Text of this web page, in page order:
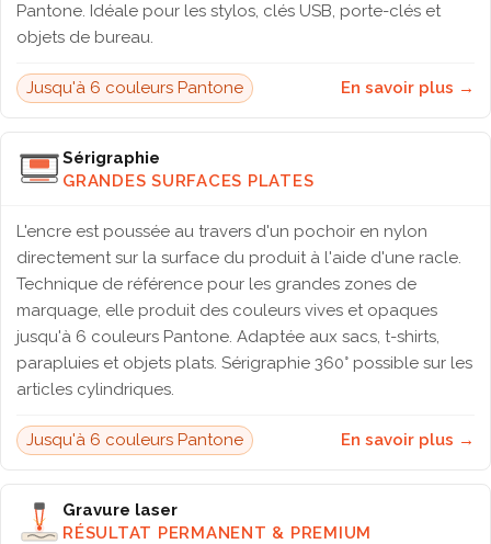
Pantone. Idéale pour les stylos, clés USB, porte-clés et
objets de bureau.
Jusqu'à 6 couleurs Pantone En savoir plus →
Sérigraphie
GRANDES SURFACES PLATES
L'encre est poussée au travers d'un pochoir en nylon
directement sur la surface du produit à l'aide d'une racle.
Technique de référence pour les grandes zones de
marquage, elle produit des couleurs vives et opaques
jusqu'à 6 couleurs Pantone. Adaptée aux sacs, t-shirts,
parapluies et objets plats. Sérigraphie 360° possible sur les
articles cylindriques.
Jusqu'à 6 couleurs Pantone En savoir plus →
Gravure laser
RÉSULTAT PERMANENT & PREMIUM